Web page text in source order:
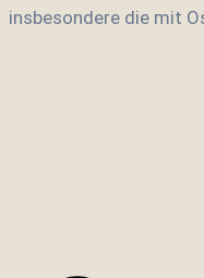
insbesondere die mit